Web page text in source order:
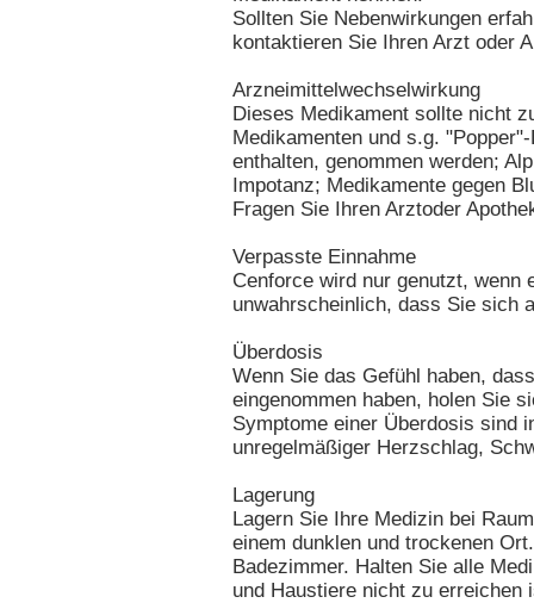
Sollten Sie Nebenwirkungen
kontaktieren Sie Ihren Arzt oder
Arzneimittelwechselwirkung
Dieses Medikament sollte nicht
Medikamenten und s.g.
enthalten, genommen werden;
Impotanz; Medikamente gegen
Fragen Sie Ihren Arztoder
Verpasste Einnahme
Cenforce wird nur genutzt, wenn
unwahrscheinlich, dass Sie sich
Überdosis
Wenn Sie das Gefühl haben,
eingenommen haben, holen Sie
Symptome einer Überdosis sind
unregelmäßiger Herzschlag,
Lagerung
Lagern Sie Ihre Medizin bei
einem dunklen und trockenen
Badezimmer. Halten Sie alle
und Haustiere nicht zu erreichen